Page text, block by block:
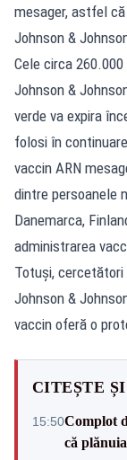
mesager, astfel
Johnson &
Cele circa
Johnson &
verde va expira
folosi în
vaccin ARN
dintre persoanele
Danemarca,
administrarea
Totuşi,
Johnson &
vaccin oferă o
CITEȘTE ȘI
15:50Complot
că